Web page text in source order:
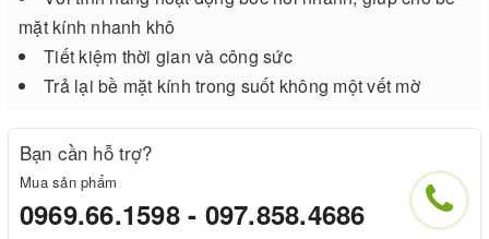
mặt kính nhanh khô
Tiết kiệm thời gian và công sức
Trả lại bề mặt kính trong suốt không một vết mờ
Bạn cần hỗ trợ?
Mua sản phẩm
0969.66.1598 - 097.858.4686